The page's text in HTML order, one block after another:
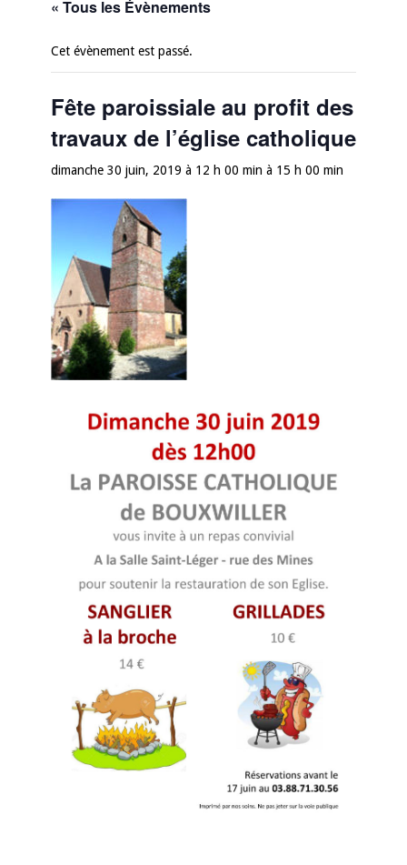
« Tous les Évènements
Cet évènement est passé.
Fête paroissiale au profit des
travaux de l’église catholique
dimanche 30 juin, 2019 à 12 h 00 min à 15 h 00 min